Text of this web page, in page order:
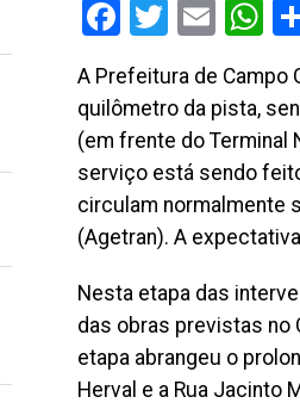
Facebook
Twitter
A Prefeitura de Campo
quilômetro da pista,
(em frente do Terminal
serviço está sendo
circulam normalmente
(Agetran). A
Nesta etapa das
das obras previstas no
etapa abrangeu o
Herval e a Rua Jacinto